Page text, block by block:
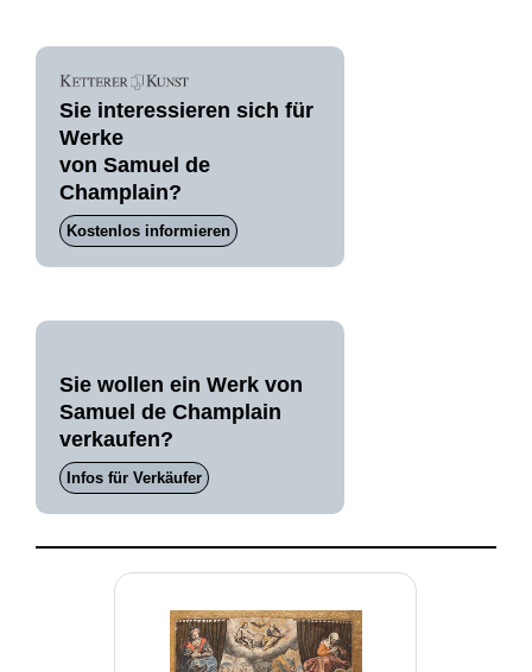
Sie interessieren sich für
Werke
von Samuel de
Champlain?
Kostenlos informieren
Sie wollen ein Werk von
Samuel de Champlain
verkaufen?
Infos für Verkäufer